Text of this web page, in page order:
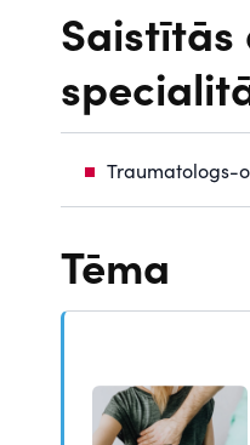
Saistītās
Traumatologs-
Tēma